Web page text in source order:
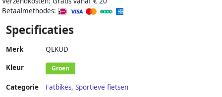
Betaalmethodes:
Specificaties
Merk QEKUD
Kleur Groen
Categorie Fatbikes, Sportieve fietsen